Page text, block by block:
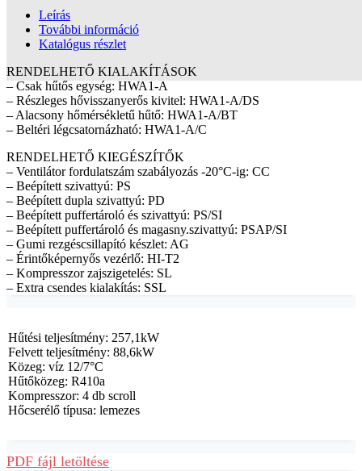
Leírás
További információ
Katalógus részlet
RENDELHETŐ KIALAKÍTÁSOK
– Csak hűtős egység: HWA1-A
– Részleges hővisszanyerős kivitel: HWA1-A/DS
– Alacsony hőmérsékletű hűtő: HWA1-A/BT
– Beltéri légcsatornázható: HWA1-A/C
RENDELHETŐ KIEGÉSZÍTŐK
– Ventilátor fordulatszám szabályozás -20°C-ig: CC
– Beépített szivattyú: PS
– Beépített dupla szivattyú: PD
– Beépített puffertároló és szivattyú: PS/SI
– Beépített puffertároló és magasny.szivattyú: PSAP/SI
– Gumi rezgéscsillapító készlet: AG
– Érintőképernyős vezérlő: HI-T2
– Kompresszor zajszigetelés: SL
– Extra csendes kialakítás: SSL
Hűtési teljesítmény: 257,1kW
Felvett teljesítmény: 88,6kW
Közeg: víz 12/7°C
Hűtőközeg: R410a
Kompresszor: 4 db scroll
Hőcserélő típusa: lemezes
PDF fájl letöltése